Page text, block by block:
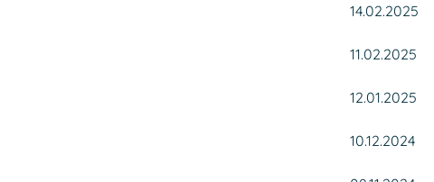
14.02.2025
11.02.2025
12.01.2025
10.12.2024